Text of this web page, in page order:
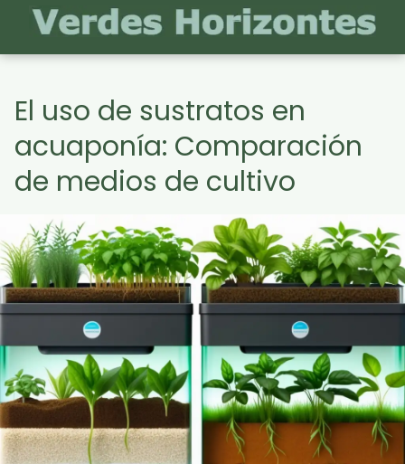
El uso de sustratos en
acuaponía: Comparación
de medios de cultivo